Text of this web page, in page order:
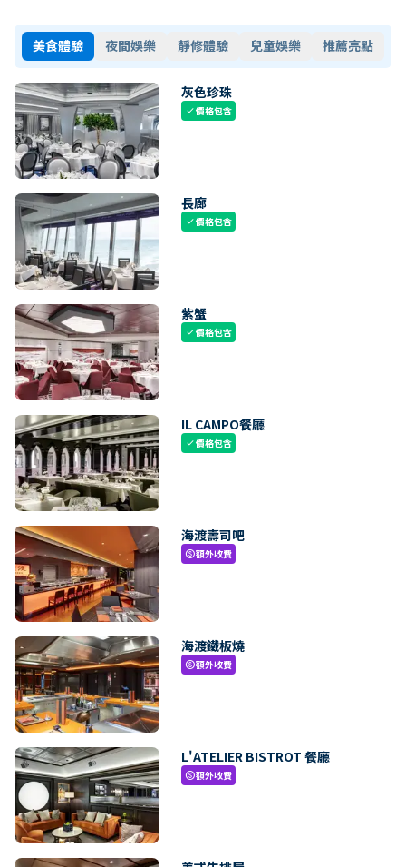
美食體驗 夜間娛樂 靜修體驗 兒童娛樂 推薦亮點
灰色珍珠
check價格包含
長廊
check價格包含
紫蟹
check價格包含
IL CAMPO餐廳
check價格包含
海渡壽司吧
paid額外收費
海渡鐵板燒
paid額外收費
L'ATELIER BISTROT 餐廳
paid額外收費